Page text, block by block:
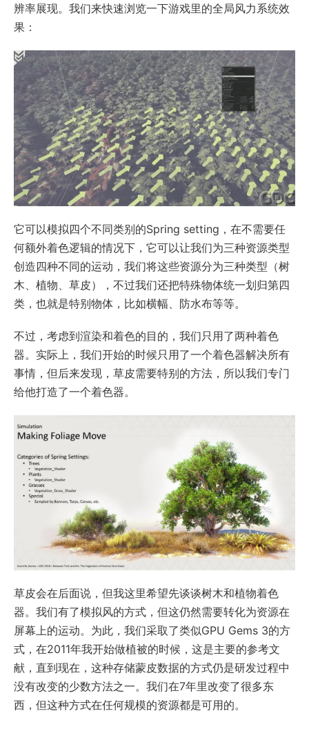
辨率展现。我们来快速浏览一下游戏里的全局风力系统效
果：
它可以模拟四个不同类别的Spring setting，在不需要任
何额外着色逻辑的情况下，它可以让我们为三种资源类型
创造四种不同的运动，我们将这些资源分为三种类型（树
木、植物、草皮），不过我们还把特殊物体统一划归第四
类，也就是特别物体，比如横幅、防水布等等。
不过，考虑到渲染和着色的目的，我们只用了两种着色
器。实际上，我们开始的时候只用了一个着色器解决所有
事情，但后来发现，草皮需要特别的方法，所以我们专门
给他打造了一个着色器。
草皮会在后面说，但我这里希望先谈谈树木和植物着色
器。我们有了模拟风的方式，但这仍然需要转化为资源在
屏幕上的运动。为此，我们采取了类似GPU Gems 3的方
式，在2011年我开始做植被的时候，这是主要的参考文
献，直到现在，这种存储蒙皮数据的方式仍是研发过程中
没有改变的少数方法之一。我们在7年里改变了很多东
西，但这种方式在任何规模的资源都是可用的。